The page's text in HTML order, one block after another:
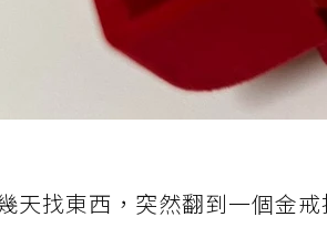
天找東西，突然翻到一個金